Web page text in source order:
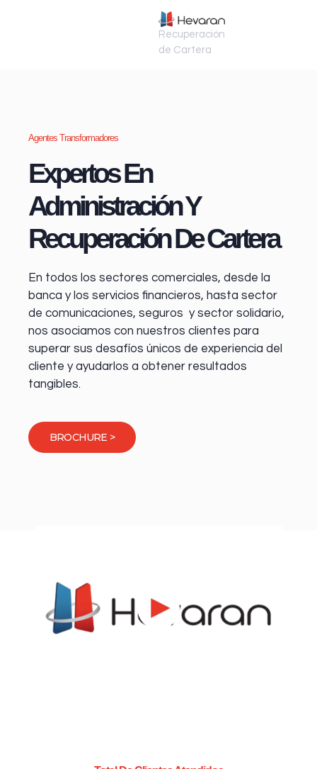
Recuperación
de Cartera
Agentes Transformadores
Expertos En
Administración Y
Recuperación De Cartera
En todos los sectores comerciales, desde la
banca y los servicios financieros, hasta sector
de comunicaciones, seguros y sector solidario,
nos asociamos con nuestros clientes para
superar sus desafíos únicos de experiencia del
cliente y ayudarlos a obtener resultados
tangibles.
BROCHURE >